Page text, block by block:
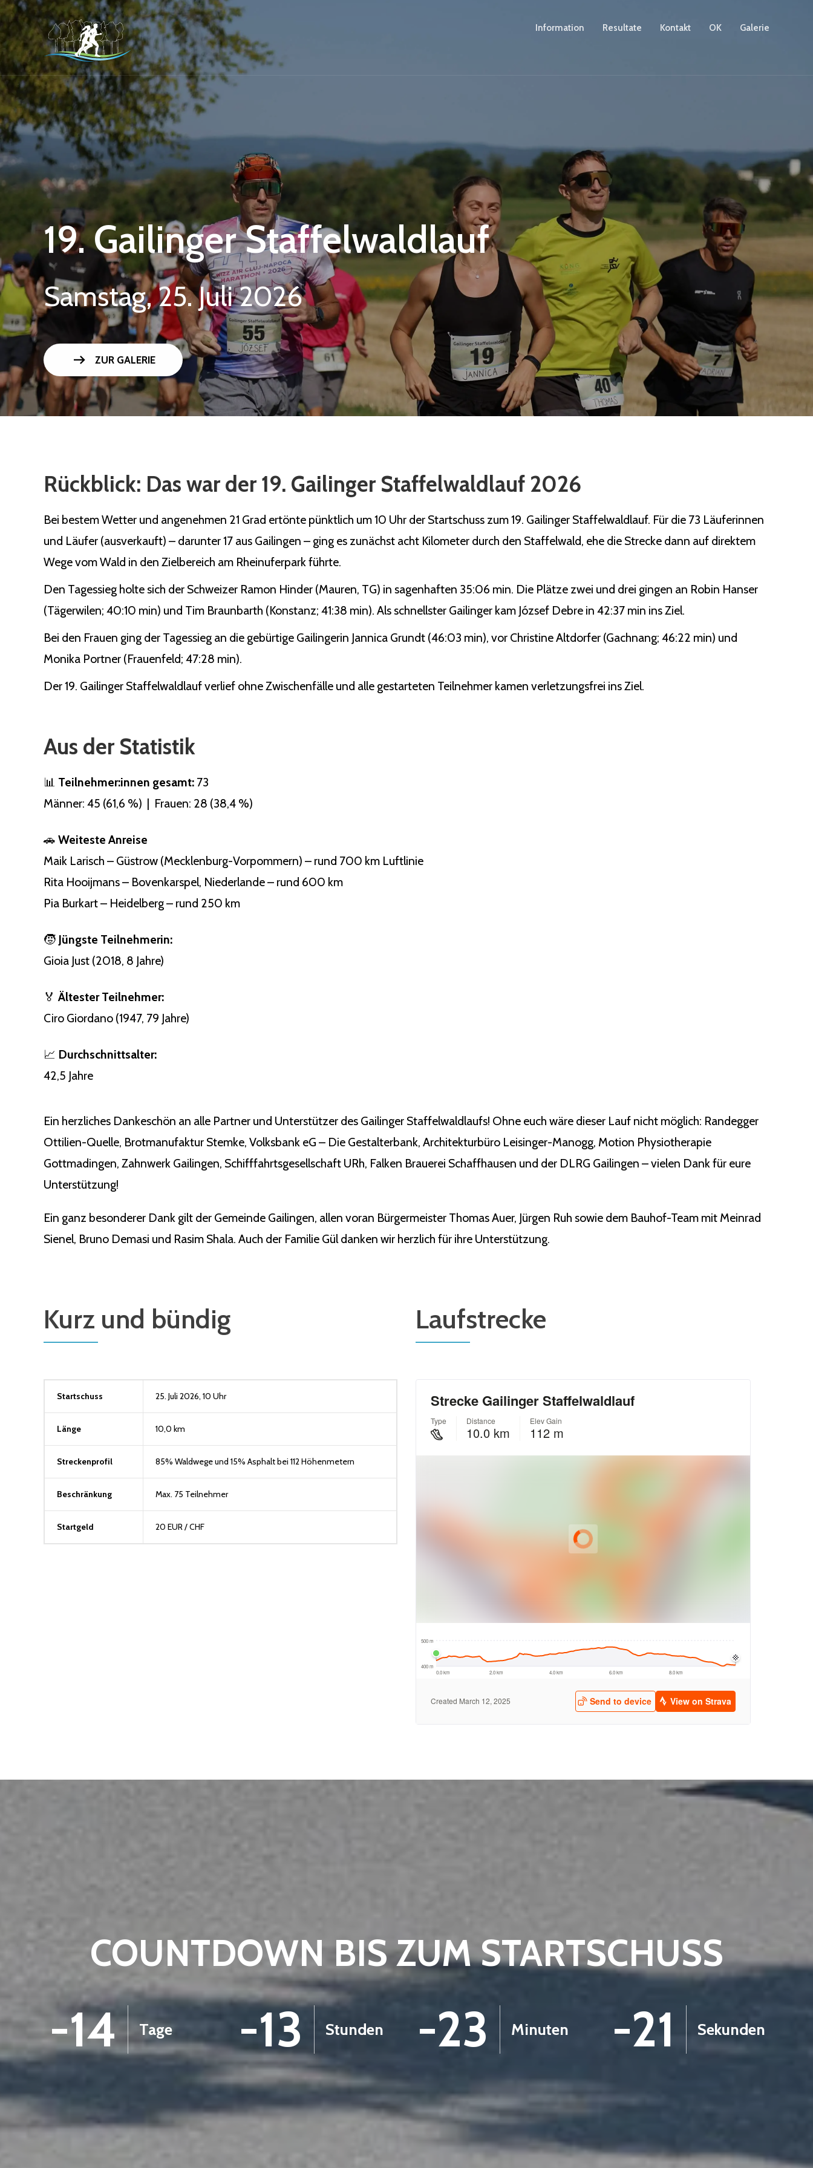
Information Resultate Kontakt OK Galerie
19. Gailinger Staffelwaldlauf
Samstag, 25. Juli 2026
arrow_right_alt ZUR GALERIE
Rückblick: Das war der 19. Gailinger Staffelwaldlauf 2026
Bei bestem Wetter und angenehmen 21 Grad ertönte pünktlich um 10 Uhr der Startschuss zum 19. Gailinger Staffelwaldlauf. Für die 73 Läuferinnen
und Läufer (ausverkauft) – darunter 17 aus Gailingen – ging es zunächst acht Kilometer durch den Staffelwald, ehe die Strecke dann auf direktem
Wege vom Wald in den Zielbereich am Rheinuferpark führte.
Den Tagessieg holte sich der Schweizer Ramon Hinder (Mauren, TG) in sagenhaften 35:06 min. Die Plätze zwei und drei gingen an Robin Hanser
(Tägerwilen; 40:10 min) und Tim Braunbarth (Konstanz; 41:38 min). Als schnellster Gailinger kam József Debre in 42:37 min ins Ziel.
Bei den Frauen ging der Tagessieg an die gebürtige Gailingerin Jannica Grundt (46:03 min), vor Christine Altdorfer (Gachnang; 46:22 min) und
Monika Portner (Frauenfeld; 47:28 min).
Der 19. Gailinger Staffelwaldlauf verlief ohne Zwischenfälle und alle gestarteten Teilnehmer kamen verletzungsfrei ins Ziel.
Aus der Statistik
📊 Teilnehmer:innen gesamt: 73
Männer: 45 (61,6 %) | Frauen: 28 (38,4 %)
🚗 Weiteste Anreise
Maik Larisch – Güstrow (Mecklenburg-Vorpommern) – rund 700 km Luftlinie
Rita Hooijmans – Bovenkarspel, Niederlande – rund 600 km
Pia Burkart – Heidelberg – rund 250 km
🧒 Jüngste Teilnehmerin:
Gioia Just (2018, 8 Jahre)
🏅 Ältester Teilnehmer:
Ciro Giordano (1947, 79 Jahre)
📈 Durchschnittsalter:
42,5 Jahre
Ein herzliches Dankeschön an alle Partner und Unterstützer des Gailinger Staffelwaldlaufs! Ohne euch wäre dieser Lauf nicht möglich: Randegger
Ottilien-Quelle, Brotmanufaktur Stemke, Volksbank eG – Die Gestalterbank, Architekturbüro Leisinger-Manogg, Motion Physiotherapie
Gottmadingen, Zahnwerk Gailingen, Schifffahrtsgesellschaft URh, Falken Brauerei Schaffhausen und der DLRG Gailingen – vielen Dank für eure
Unterstützung!
Ein ganz besonderer Dank gilt der Gemeinde Gailingen, allen voran Bürgermeister Thomas Auer, Jürgen Ruh sowie dem Bauhof-Team mit Meinrad
Sienel, Bruno Demasi und Rasim Shala. Auch der Familie Gül danken wir herzlich für ihre Unterstützung.
Kurz und bündig
Startschuss 25. Juli 2026, 10 Uhr
Länge 10,0 km
Streckenprofil 85% Waldwege und 15% Asphalt bei 112 Höhenmetern
Beschränkung Max. 75 Teilnehmer
Startgeld 20 EUR / CHF
Laufstrecke
COUNTDOWN BIS ZUM STARTSCHUSS
-14 Tage -13 Stunden -23 Minuten -22 Sekunden